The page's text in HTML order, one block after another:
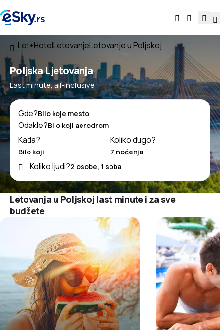
Let+HotelLetovanjeLetovanje u Poljskoj
Poljska Ljetovanja
Last minute, all-inclusive
Gde?
Odakle?
Kada?
Koliko dugo?
Koliko ljudi?
Letovanja u Poljskoj last minute i za sve
budžete